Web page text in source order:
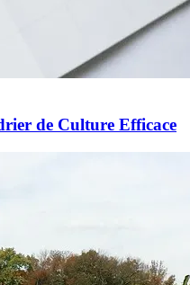
de Culture Efficace